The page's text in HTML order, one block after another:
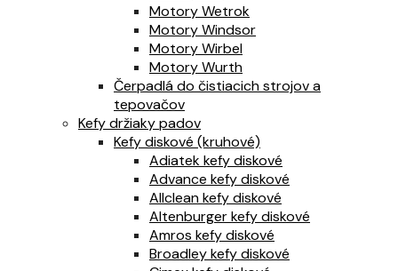
Motory Wetrok
Motory Windsor
Motory Wirbel
Motory Wurth
Čerpadlá do čistiacich strojov a
tepovačov
Kefy držiaky padov
Kefy diskové (kruhové)
Adiatek kefy diskové
Advance kefy diskové
Allclean kefy diskové
Altenburger kefy diskové
Amros kefy diskové
Broadley kefy diskové